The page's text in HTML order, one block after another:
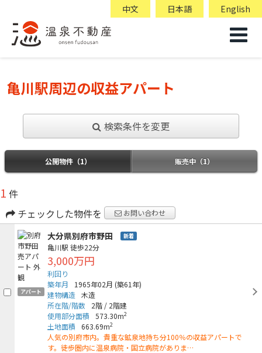
中文 日本語 English
亀川駅周辺の収益アパート
検索条件を変更
公開物件（1） 販売中（1）
1 件
チェックした物件を
お問い合わせ
アパート
大分県別府市野田 新着
亀川駅 徒歩22分
3,000万円
利回り
築年月
1965年02月 (築61年)
建物構造 木造
所在階/階数
2階 / 2階建
使用部分面積
573.30m2
土地面積 663.69m2
人気の別府市内。貴重な鉱泉地持ち分100％の収益アパートで
す。徒歩圏内に温泉病院・国立病院がありま…